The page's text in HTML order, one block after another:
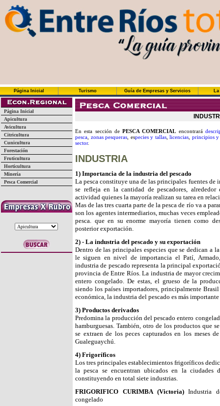
Página Inicial Turismo Guía de Empresas y Servicios
Página Inicial
Apicultura
Avicultura
Citricultura
Cunicultura
Forestación
Fruticultura
Horticultura
Minería
Pesca Comercial
En esta sección de PESCA COMERCIAL encontrará
pesca zonas pesqueras , especies y tallas,licencias principios y
sector.
INDUSTRIA
1) Importancia de la industria del pescado
La pesca constituye una de las principales fuentes de
se refleja en la cantidad de pescadores,
actividad quienes la mayoría realizan su tarea en
Mas de las tres cuarta parte de la pesca de río va a
son los agentes intermediarios, muchas veces
pesca. que en su enorme mayoría tienen como
posterior exportación.
2) - La industria del pescado y su exportación
Dentro de las principales especies que se dedican a
le siguen en nivel de importancia el Patí,
industria de pescado representa la principal
provincia de Entre Ríos. La industria de mayor
entero congelado. De estas, el grueso de la
siendo los países importadores, principalmente
económica, la industria del pescado es más
3) Productos derivados
Predomina la producción del pescado entero
hamburguesas. También, otro de los productos que
se extraen de los peces capturados en los meses
Gualeguaychú.
4) Frigoríficos
Los tres principales establecimientos frigoríficos
la pesca se encuentran ubicados en la ciudades
constituyendo en total siete industrias.
FRIGORIFICO CURIMBA (Victoria)Industria
congelado